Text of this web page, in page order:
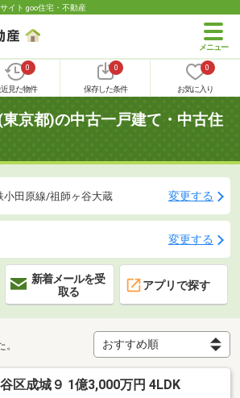
イト goo住宅・不動産
0
見た物件
0
保存した条件
0
お気に入り
京都)の中古一戸建て・中古住
小田原線/祖師ヶ谷大蔵 変更する
変更する
新着メールを受
取る
アプリで探す
区成城９ 1億3,000万円 4LDK